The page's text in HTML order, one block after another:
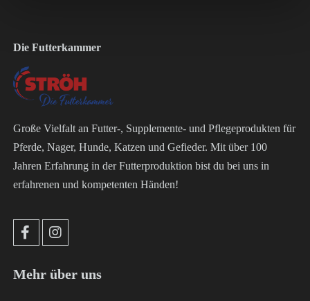
Die Futterkammer
Große Vielfalt an Futter-, Supplemente- und Pflegeprodukten für
Pferde, Nager, Hunde, Katzen und Gefieder. Mit über 100
Jahren Erfahrung in der Futterproduktion bist du bei uns in
erfahrenen und kompetenten Händen!
Mehr über uns